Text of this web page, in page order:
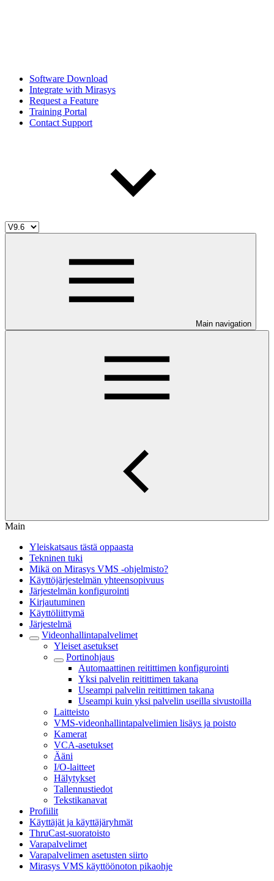
Software Download
Integrate with Mirasys
Request a Feature
Training Portal
Contact Support
Main navigation
Main
Yleiskatsaus tästä oppaasta
Tekninen tuki
Mikä on Mirasys VMS -ohjelmisto?
Käyttöjärjestelmän yhteensopivuus
Järjestelmän konfigurointi
Kirjautuminen
Käyttöliittymä
Järjestelmä
Videonhallintapalvelimet
Yleiset asetukset
Portinohjaus
Automaattinen reitittimen konfigurointi
Yksi palvelin reitittimen takana
Useampi palvelin reitittimen takana
Useampi kuin yksi palvelin useilla sivustoilla
Laitteisto
VMS-videonhallintapalvelimien lisäys ja poisto
Kamerat
VCA-asetukset
Ääni
I/O-laitteet
Hälytykset
Tallennustiedot
Tekstikanavat
Profiilit
Käyttäjät ja käyttäjäryhmät
ThruCast-suoratoisto
Varapalvelimet
Varapalvelimen asetusten siirto
Mirasys VMS käyttöönoton pikaohje